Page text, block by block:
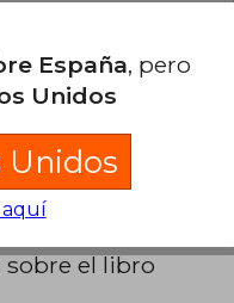
edición es Tapa
sobre el libro
España, pero
Unidos
Unidos
aquí